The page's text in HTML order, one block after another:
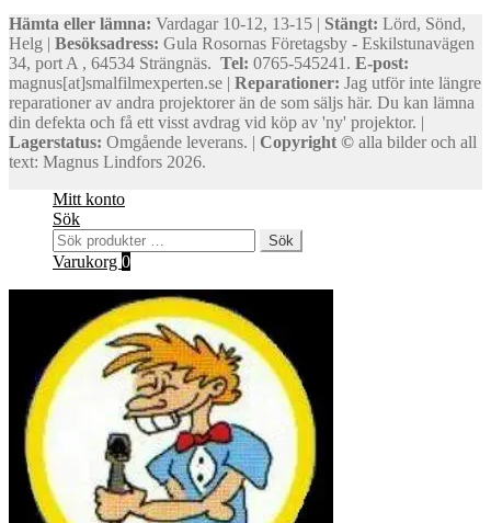
Hämta eller lämna: Vardagar 10-12, 13-15 | Stängt: Lörd, Sönd,
Helg | Besöksadress: Gula Rosornas Företagsby - Eskilstunavägen
34, port A , 64534 Strängnäs. Tel: 0765-545241. E-post:
magnus[at]smalfilmexperten.se | Reparationer: Jag utför inte längre
reparationer av andra projektorer än de som säljs här. Du kan lämna
din defekta och få ett visst avdrag vid köp av 'ny' projektor. |
Lagerstatus: Omgående leverans. | Copyright © alla bilder och all
text: Magnus Lindfors 2026.
Mitt konto
Sök
Sök
efter:
Sök
Varukorg 0